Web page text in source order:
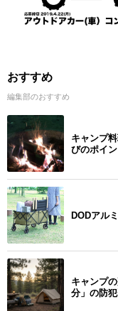
おすすめ
編集部のおすすめ
キャンプ
びのポイ
DODアル
キャンプ
分」の防